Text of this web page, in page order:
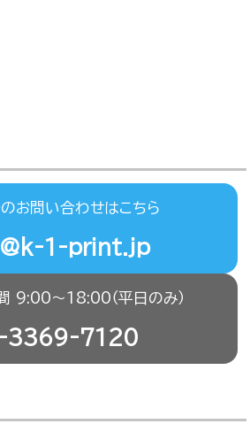
のお問い合わせはこちら
1-print.jp
9:00〜18:00（平日のみ）
3369-7120